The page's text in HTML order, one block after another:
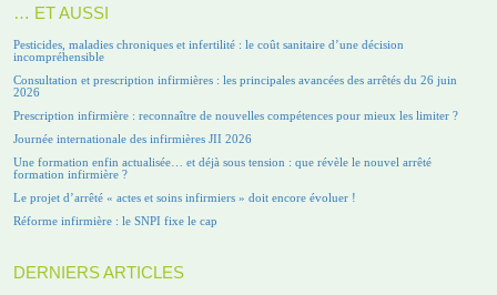
… ET AUSSI
Pesticides, maladies chroniques et infertilité : le coût sanitaire d’une décision
incompréhensible
Consultation et prescription infirmières : les principales avancées des arrêtés du 26 juin
2026
Prescription infirmière : reconnaître de nouvelles compétences pour mieux les limiter ?
Journée internationale des infirmières JII 2026
Une formation enfin actualisée… et déjà sous tension : que révèle le nouvel arrêté
formation infirmière ?
Le projet d’arrêté « actes et soins infirmiers » doit encore évoluer !
Réforme infirmière : le SNPI fixe le cap
DERNIERS ARTICLES